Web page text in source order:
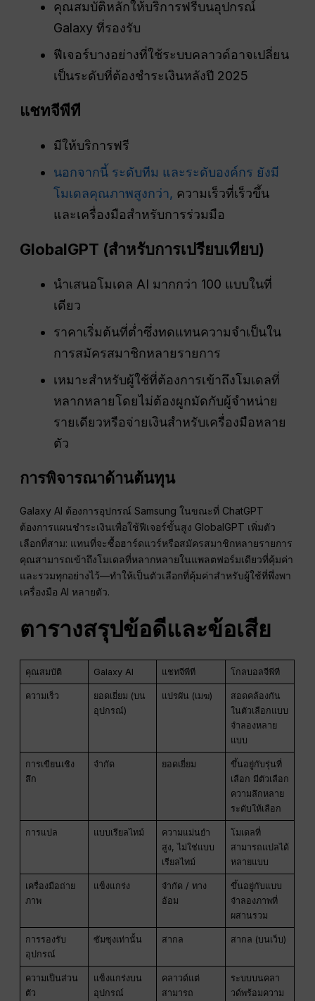
คุณสมบัติหลักให้บริการฟรีบนอุปกรณ์
Galaxy ที่รองรับ
ฟีเจอร์บางอย่างที่ใช้ระบบคลาวด์อาจเปลี่ยน
เป็นระดับที่ต้องชำระเงินหลังปี 2025
แชทจีพีที
มีให้บริการฟรี
นอกจากนี้ ระดับทีม และระดับองค์กร ยังมี
โมเดลคุณภาพสูงกว่า, ความเร็วที่เร็วขึ้น
และเครื่องมือสำหรับการร่วมมือ
GlobalGPT (สำหรับการเปรียบเทียบ)
นำเสนอโมเดล AI มากกว่า 100 แบบในที่
เดียว
ราคาเริ่มต้นที่ต่ำซึ่งทดแทนความจำเป็นใน
การสมัครสมาชิกหลายรายการ
เหมาะสำหรับผู้ใช้ที่ต้องการเข้าถึงโมเดลที่
หลากหลายโดยไม่ต้องผูกมัดกับผู้จำหน่าย
รายเดียวหรือจ่ายเงินสำหรับเครื่องมือหลาย
ตัว
การพิจารณาด้านต้นทุน
Galaxy AI ต้องการอุปกรณ์ Samsung ในขณะที่ ChatGPT
ต้องการแผนชำระเงินเพื่อใช้ฟีเจอร์ขั้นสูง GlobalGPT เพิ่มตัว
เลือกที่สาม: แทนที่จะซื้อฮาร์ดแวร์หรือสมัครสมาชิกหลายรายการ
คุณสามารถเข้าถึงโมเดลที่หลากหลายในแพลตฟอร์มเดียวที่คุ้มค่า
และรวมทุกอย่างไว้—ทำให้เป็นตัวเลือกที่คุ้มค่าสำหรับผู้ใช้ที่พึ่งพา
เครื่องมือ AI หลายตัว.
ตารางสรุปข้อดีและข้อเสีย
คุณสมบัติ Galaxy AI แชทจีพีที โกลบอลจีพีที
ความเร็ว
ยอดเยี่ยม (บน
อุปกรณ์)
แปรผัน (เมฆ)
สอดคล้องกัน
ในตัวเลือกแบบ
จำลองหลาย
แบบ
การเขียนเชิง
ลึก
จำกัด ยอดเยี่ยม
ขึ้นอยู่กับรุ่นที่
เลือก มีตัวเลือก
ความลึกหลาย
ระดับให้เลือก
การแปล แบบเรียลไทม์
ความแม่นยำ
สูง, ไม่ใช่แบบ
เรียลไทม์
โมเดลที่
สามารถแปลได้
หลายแบบ
เครื่องมือถ่าย
ภาพ
แข็งแกร่ง
จำกัด / ทาง
อ้อม
ขึ้นอยู่กับแบบ
จำลองภาพที่
ผสานรวม
การรองรับ
อุปกรณ์
ซัมซุงเท่านั้น สากล สากล (บนเว็บ)
ความเป็นส่วน
ตัว
แข็งแกร่งบน
อุปกรณ์
คลาวด์แต่
สามารถ
ระบบบนคลา
วด์พร้อมความ